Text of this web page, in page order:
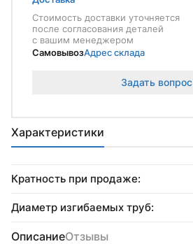
Характеристики
Кратность при продаже:
Диаметр изгибаемых труб:
Стоимость доставки уточняется
после согласования деталей
с вашим менеджером
СамовывозАдрес склада
Задать вопрос
ОписаниеОтзывы